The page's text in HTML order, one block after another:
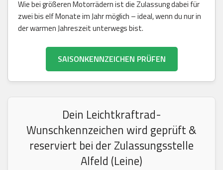
Wie bei größeren Motorrädern ist die Zulassung dabei für
zwei bis elf Monate im Jahr möglich – ideal, wenn du nur in
der warmen Jahreszeit unterwegs bist.
SAISONKENNZEICHEN PRÜFEN
Dein Leichtkraftrad-
Wunschkennzeichen wird geprüft &
reserviert bei der Zulassungsstelle
Alfeld (Leine)